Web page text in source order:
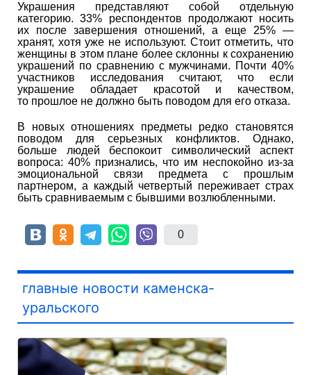
Украшения представляют собой отдельную
категорию. 33% респондентов продолжают носить
их после завершения отношений, а еще 25% —
хранят, хотя уже не используют. Стоит отметить, что
женщины в этом плане более склонны к сохранению
украшений по сравнению с мужчинами. Почти 40%
участников исследования считают, что если
украшение обладает красотой и качеством,
то прошлое не должно быть поводом для его отказа.
В новых отношениях предметы редко становятся
поводом для серьезных конфликтов. Однако,
больше людей беспокоит символический аспект
вопроса: 40% признались, что им неспокойно из-за
эмоциональной связи предмета с прошлым
партнером, а каждый четвертый переживает страх
быть сравниваемым с бывшими возлюбленными.
0
главные новости каменска-
уральского